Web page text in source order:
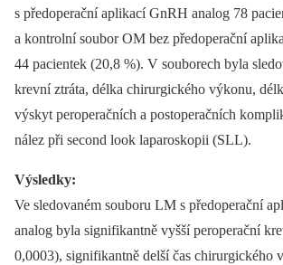
s předoperační aplikací GnRH analog 78
a kontrolní soubor OM bez předoperační
44 pacientek (20,8 %). V souborech byla
krevní ztráta, délka chirurgického výkonu,
výskyt peroperačních a postoperačních
nález při second look laparoskopii (SLL).
Výsledky:
Ve sledovaném souboru LM s předoperační
analog byla signifikantně vyšší peroperační
0,0003), signifikantně delší čas chirurgického